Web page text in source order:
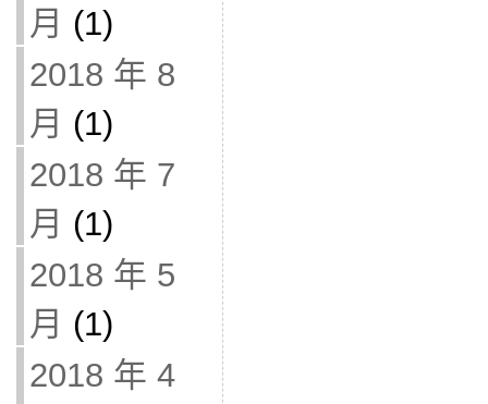
月 (1)
2018 年 8
月 (1)
2018 年 7
月 (1)
2018 年 5
月 (1)
2018 年 4